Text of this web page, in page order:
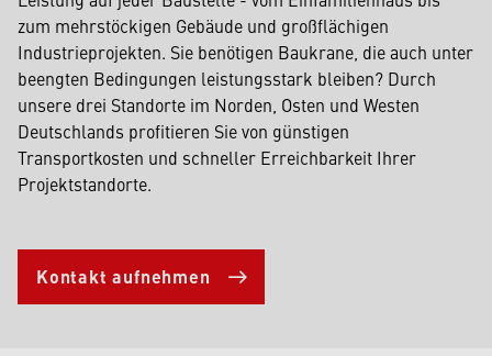
zum mehrstöckigen Gebäude und großflächigen
Industrieprojekten. Sie benötigen Baukrane, die auch unter
beengten Bedingungen leistungsstark bleiben? Durch
unsere drei Standorte im Norden, Osten und Westen
Deutschlands profitieren Sie von günstigen
Transportkosten und schneller Erreichbarkeit Ihrer
Projektstandorte.
Kontakt aufnehmen